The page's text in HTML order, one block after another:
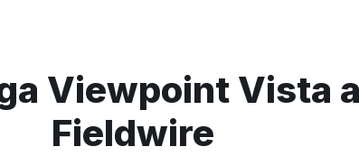
Viewpoint Vista a
Fieldwire